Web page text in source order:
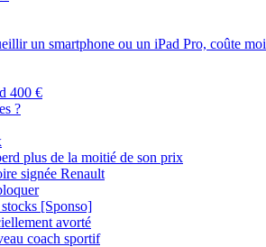
un smartphone ou un iPad Pro, coûte
400 €
?
plus de la moitié de son prix
signée Renault
[Sponso]
avorté
coach sportif